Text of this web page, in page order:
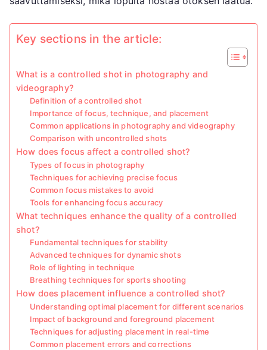
Key sections in the article:
What is a controlled shot in photography and
videography?
Definition of a controlled shot
Importance of focus, technique, and placement
Common applications in photography and videography
Comparison with uncontrolled shots
How does focus affect a controlled shot?
Types of focus in photography
Techniques for achieving precise focus
Common focus mistakes to avoid
Tools for enhancing focus accuracy
What techniques enhance the quality of a controlled
shot?
Fundamental techniques for stability
Advanced techniques for dynamic shots
Role of lighting in technique
Breathing techniques for sports shooting
How does placement influence a controlled shot?
Understanding optimal placement for different scenarios
Impact of background and foreground placement
Techniques for adjusting placement in real-time
Common placement errors and corrections